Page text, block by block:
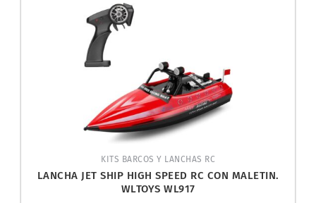
KITS BARCOS Y LANCHAS RC
LANCHA JET SHIP HIGH SPEED RC CON MALETIN.
WLTOYS WL917